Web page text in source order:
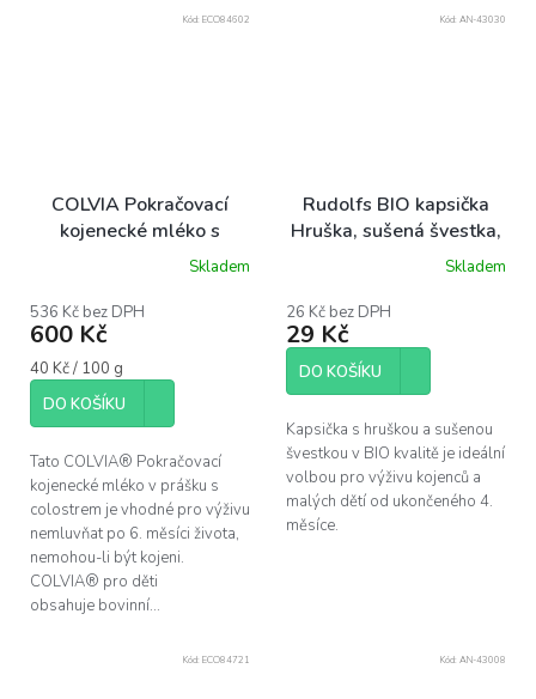
COLVIA Pokračovací
kojenecké mléko s
colostrem pro věk 6-12
Skladem
536 Kč bez DPH
600 Kč
Měrná
cena:
40 Kč / 100 g
DO KOŠÍKU
Tato COLVIA® Pokračovací
kojenecké mléko v prášku s
colostrem je vhodné pro výživu
nemluvňat po 6. měsíci života,
nemohou-li být kojeni.
COLVIA® pro děti
obsahuje bovinní...
Kód: ECO84602
Rudolfs BIO kapsička
Hruška, sušená švestka,
Skladem
26 Kč bez DPH
29 Kč
DO KOŠÍKU
Kapsička s hruškou a sušenou
švestkou v BIO kvalitě je ideální
volbou pro výživu kojenců a
malých dětí od ukončeného 4.
měsíce.
Kód: AN-43030
Kód: ECO84721 Kód: AN-43008